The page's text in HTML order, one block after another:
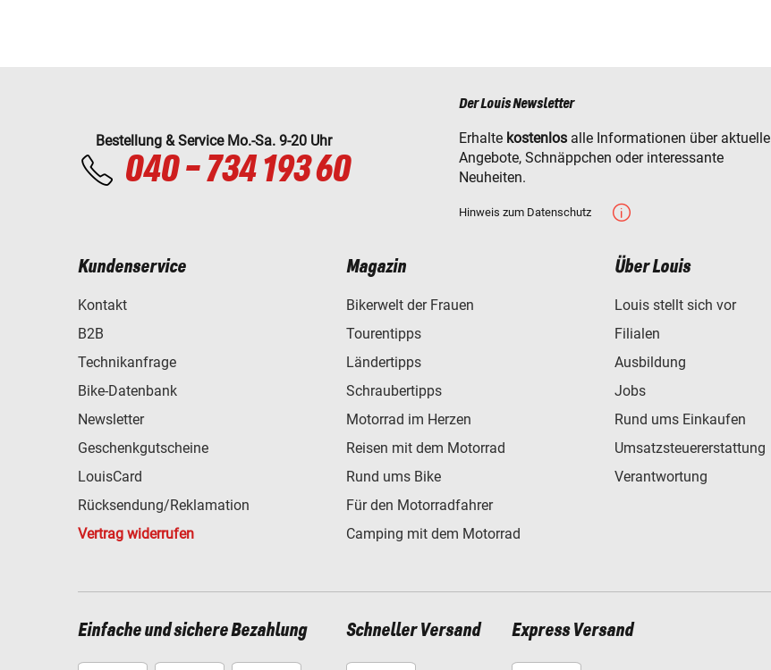
Bestellung & Service Mo.-Sa. 9-20 Uhr
040 - 734 193 60
Der Louis Newsletter
Erhalte kostenlos alle Informationen über aktuelle
Angebote, Schnäppchen oder interessante
Neuheiten.
Hinweis zum Datenschutz
Kundenservice
Kontakt
B2B
Technikanfrage
Bike-Datenbank
Newsletter
Geschenkgutscheine
LouisCard
Rücksendung/Reklamation
Vertrag widerrufen
Magazin
Bikerwelt der Frauen
Tourentipps
Ländertipps
Schraubertipps
Motorrad im Herzen
Reisen mit dem Motorrad
Rund ums Bike
Für den Motorradfahrer
Camping mit dem Motorrad
Über Louis
Louis stellt sich vor
Filialen
Ausbildung
Jobs
Rund ums Einkaufen
Umsatzsteuererstattung
Verantwortung
Einfache und sichere Bezahlung Schneller Versand Express Versand